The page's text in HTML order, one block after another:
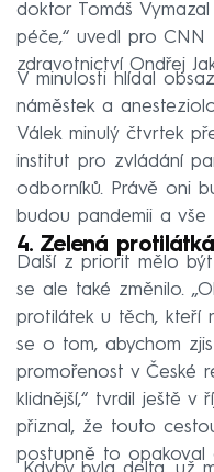
doktor Tomáš
péče,“ uvedl pro CNN
zdravotnictví Ondřej
V minulosti hlídal
náměstek a
Válek minulý čtvrtek
institut pro zvládání
odborníků. Právě oni
budou pandemii a vše
4. Zelená
Další z priorit mělo
se ale také změnilo.
protilátek u těch, kteří
se o tom, abychom
promořenost v České
klidnější,“ tvrdil ještě v
přiznal, že touto
postupně to opakoval